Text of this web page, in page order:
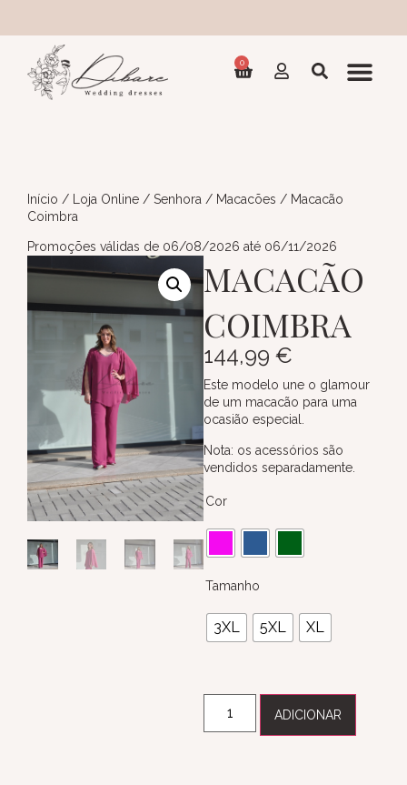
0
Início / Loja Online / Senhora / Macacões / Macacão
Coimbra
Promoções válidas de 06/08/2026 até 06/11/2026
MACACÃO
COIMBRA
144,99 €
Este modelo une o glamour
de um macacão para uma
ocasião especial.
Nota: os acessórios são
vendidos separadamente.
Cor
Tamanho
3XL 5XL XL
ADICIONAR